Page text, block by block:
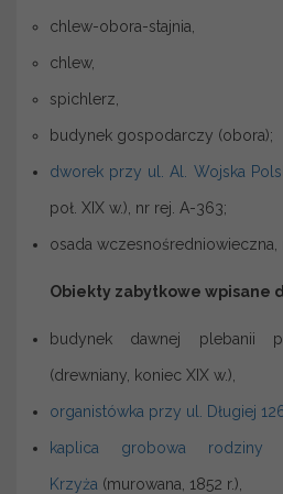
chlew-obora-stajnia,
chlew,
spichlerz,
budynek gospodarczy (obora);
dworek przy ul. Al. Wojska
poł. XIX w.), nr rej. A-363;
osada wczesnośredniowieczna,
Obiekty zabytkowe wpisane
budynek dawnej plebanii
(drewniany, koniec XIX w.),
organistówka przy ul. Długiej
kaplica grobowa rodziny
Krzyża (murowana, 1852 r.),